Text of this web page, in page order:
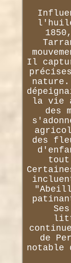
Il
la vie
des
des
tout
de
notable